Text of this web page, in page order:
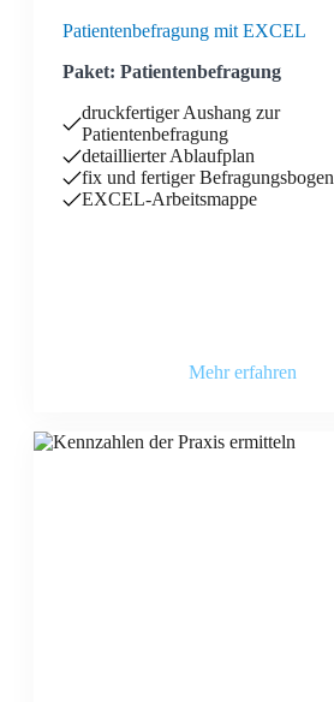
Patientenbefragung mit EXCEL
Paket: Patientenbefragung
druckfertiger Aushang zur
Patientenbefragung
detaillierter Ablaufplan
fix und fertiger Befragungsbogen
EXCEL-Arbeitsmappe
Mehr erfahren